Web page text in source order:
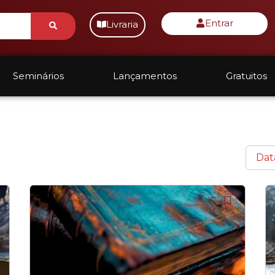
Submit
Livraria Entrar
Seminários Lançamentos Gratuitos
Original
price
was:
R$ 199,90.
Current
price
is:
R$ 119,90.